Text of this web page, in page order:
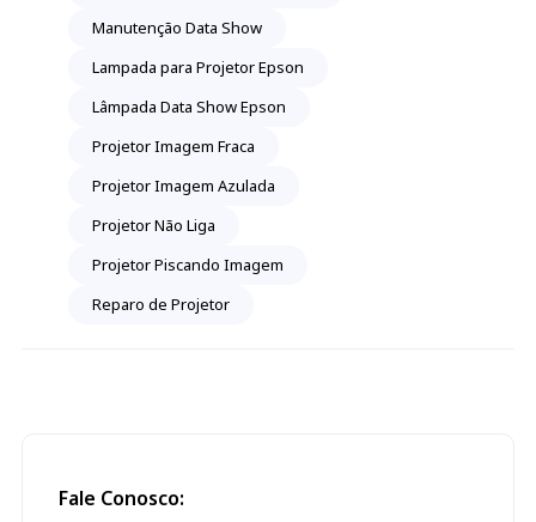
Manutenção Data Show
Lampada para Projetor Epson
Lâmpada Data Show Epson
Projetor Imagem Fraca
Projetor Imagem Azulada
Projetor Não Liga
Projetor Piscando Imagem
Reparo de Projetor
Fale Conosco: